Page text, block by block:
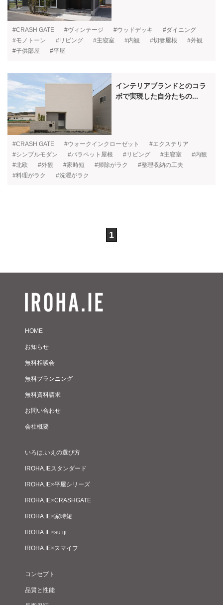
#CRASH GATE #ヴィンテージ #ウッドデッキ
#ダイニング
#モノトーン
#リビング #主寝室 #内観 #切妻屋根
#外観
#子供部屋
#平屋
インテリアブランドとのコラ
ボで実現した自分たちの...
#CRASH GATE #ウォークインクローゼット
#エクステリア
#シンプルモダン
#パラペット屋根 #リビング #主寝室
#内観
#北欧
#外観 #家時短 #掃除がラク
#整理収納の工夫
#料理がラク
#洗濯がラク
1
HOME
お知らせ
無料相談会
無料プランニング
無料資料請求
お問い合わせ
会社概要
いろは.いえの選び方
IROHA.IEスタンダード
IROHA.IE×平屋シリーズ
IROHA.IE×CRASHGATE
IROHA.IE×家時短
IROHA.IE×su:iji
IROHA.IE×スマイフ
コンセプト
品質と性能